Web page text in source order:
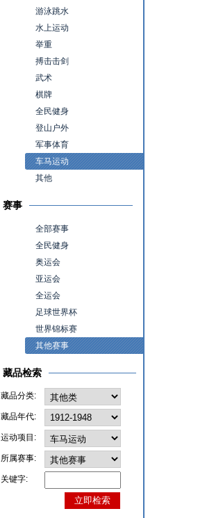
游泳跳水
水上运动
举重
搏击击剑
武术
棋牌
全民健身
登山户外
军事体育
车马运动
其他
赛事
全部赛事
全民健身
奥运会
亚运会
全运会
足球世界杯
世界锦标赛
其他赛事
藏品检索
藏品分类:
藏品年代:
运动项目:
所属赛事:
关键字: